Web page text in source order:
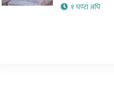
१ घण्टा अघि